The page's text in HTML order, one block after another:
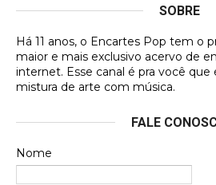
DVD MIDINHO
Francierton
futuras aquisições, e olhando o
Francierton
SOBRE
Há 11 anos, o Encartes Pop tem o
maior e mais exclusivo acervo de
internet. Esse canal é pra você que
mistura de arte com música.
FALE
Nome